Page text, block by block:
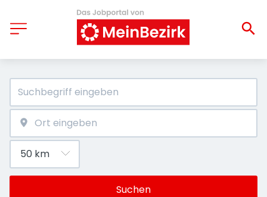
Suchen